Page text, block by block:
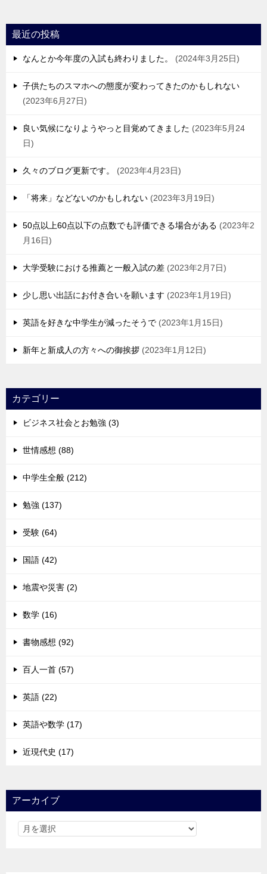
最近の投稿
なんとか今年度の入試も終わりました。 2024年3月25日
子供たちのスマホへの態度が変わってきたのかもしれない
2023年6月27日
良い気候になりようやっと目覚めてきました
2023年5月24
日
久々のブログ更新です。 2023年4月23日
「将来」などないのかもしれない 2023年3月19日
50点以上60点以下の点数でも評価できる場合がある
2023年2
月16日
大学受験における推薦と一般入試の差 2023年2月7日
少し思い出話にお付き合いを願います 2023年1月19日
英語を好きな中学生が減ったそうで 2023年1月15日
新年と新成人の方々への御挨拶 2023年1月12日
カテゴリー
ビジネス社会とお勉強 (3)
世情感想 (88)
中学生全般 (212)
勉強 (137)
受験 (64)
国語 (42)
地震や災害 (2)
数学 (16)
書物感想 (92)
百人一首 (57)
英語 (22)
英語や数学 (17)
近現代史 (17)
アーカイブ